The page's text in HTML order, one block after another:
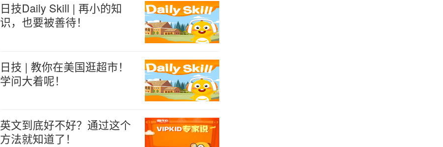
日技Daily Skill | 再小的知
识，也要被善待！
日技 | 教你在美国逛超市！
学问大着呢！
英文到底好不好？通过这个
方法就知道了！